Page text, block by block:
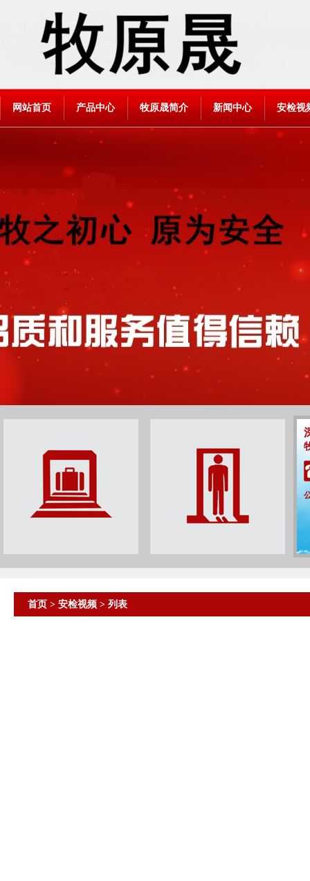
网站首页 产品中心 牧原晟简介 新闻中心 安检视
首页 > 安检视频 > 列表